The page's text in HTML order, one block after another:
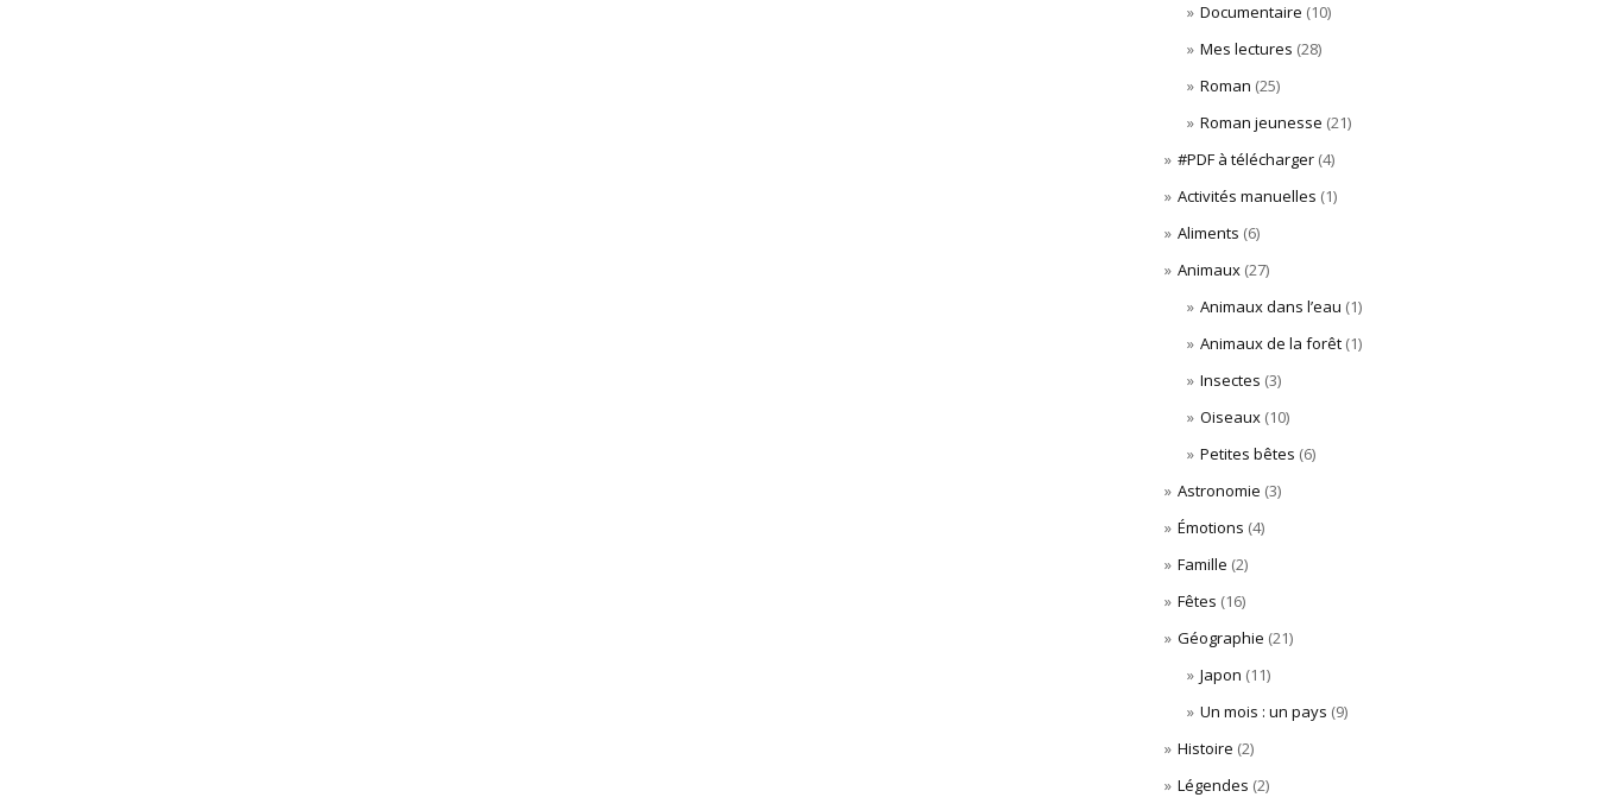
Documentaire (10)
Mes lectures (28)
Roman (25)
Roman jeunesse (21)
#PDF à télécharger(4)
Activités manuelles (1)
Aliments (6)
Animaux(27)
Animaux dans l’eau (1)
Animaux de la forêt (1)
Insectes (3)
Oiseaux (10)
Petites bêtes (6)
Astronomie (3)
Émotions (4)
Famille (2)
Fêtes (16)
Géographie (21)
Japon (11)
Un mois : un pays (9)
Histoire (2)
Légendes (2)